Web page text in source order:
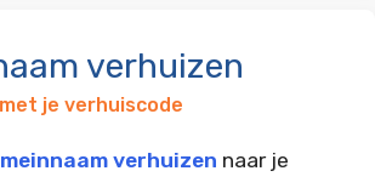
verhuizen
je verhuiscode
verhuizen naar je